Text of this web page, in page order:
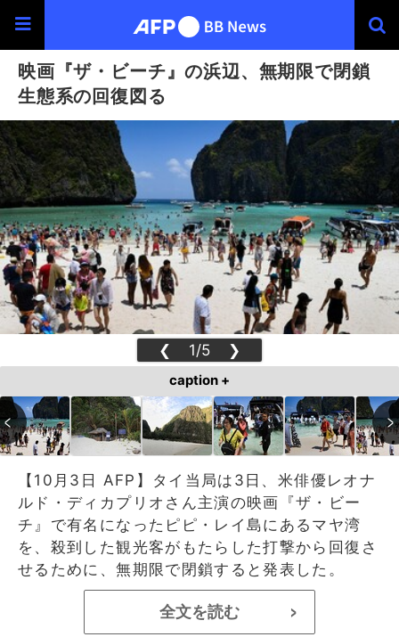
映画『ザ・ビーチ』の浜辺、無期限で閉鎖
生態系の回復図る
❮ 1/5 ❯
caption +
【10月3日 AFP】タイ当局は3日、米俳優レオナ
ルド・ディカプリオさん主演の映画『ザ・ビー
チ』で有名になったピピ・レイ島にあるマヤ湾
を、殺到した観光客がもたらした打撃から回復さ
せるために、無期限で閉鎖すると発表した。
全文を読む >